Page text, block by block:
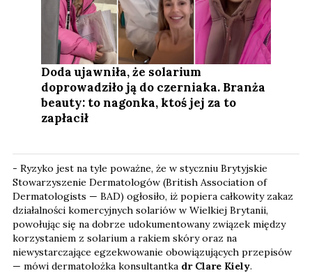
Doda ujawniła, że solarium
doprowadziło ją do czerniaka. Branża
beauty: to nagonka, ktoś jej za to
zapłacił
- Ryzyko jest na tyle poważne, że w styczniu Brytyjskie
Stowarzyszenie Dermatologów (British Association of
Dermatologists — BAD) ogłosiło, iż popiera całkowity zakaz
działalności komercyjnych solariów w Wielkiej Brytanii,
powołując się na dobrze udokumentowany związek między
korzystaniem z solarium a rakiem skóry oraz na
niewystarczające egzekwowanie obowiązujących przepisów
— mówi dermatolożka konsultantka dr Clare Kiely.